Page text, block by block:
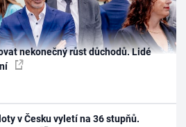
nekonečný růst důchodů. Lidé
v Česku vyletí na 36 stupňů.